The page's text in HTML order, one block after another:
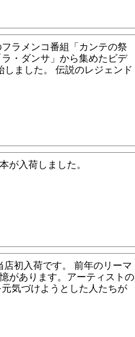
ラメンコ番組「カンテの祭
・ダンサ」から集めたビデ
ました。 伝説のレジェンド
が入荷しました。
初入荷です。 前年のリーマ
があります。アーティストの
気づけようとした人たちが